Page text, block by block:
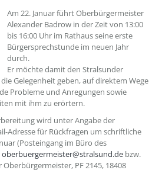
Am 22. Januar führt Oberbürgermeister
Alexander Badrow in der Zeit von 13:00
bis 16:00 Uhr im Rathaus seine erste
Bürgersprechstunde im neuen Jahr
durch.
Er möchte damit den Stralsunder
Gelegenheit geben, auf direktem Wege
Probleme und Anregungen sowie
mit ihm zu erörtern.
wird unter Angabe der
Adresse für Rückfragen um schriftliche
(Posteingang im Büro des
oberbuergermeister@stralsund.de bzw.
PF 2145, 18408